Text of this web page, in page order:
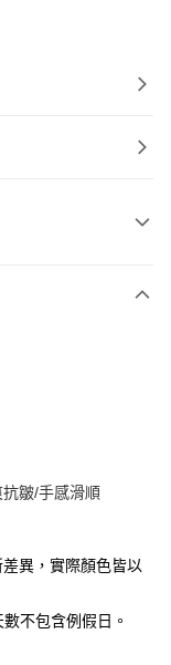
業銀行
業銀行
業銀行
業銀行
皺/手感滑順
異，實際顏色皆以
不包含例假日。